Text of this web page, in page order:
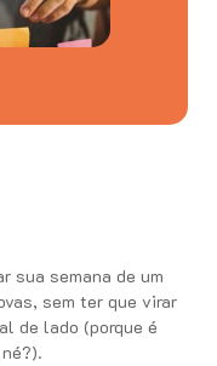
sua semana de um
sem ter que virar
de lado (porque é